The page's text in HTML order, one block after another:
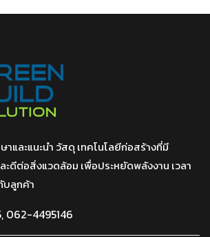
าและแนะนำ วัสดุ เทคโนโลยีก่อสร้างที่มี
ดีต่อสิ่งแวดล้อม เพื่อประหยัดพลังงาน เวลา
บลูกค้า
062-4495146